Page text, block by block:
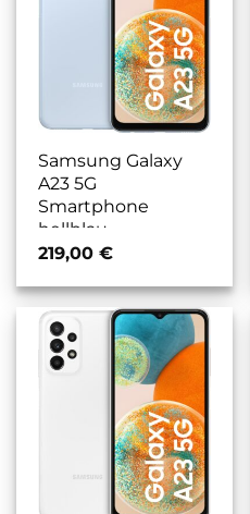
Samsung Galaxy
A23 5G
Smartphone
hellblau
219,00 €